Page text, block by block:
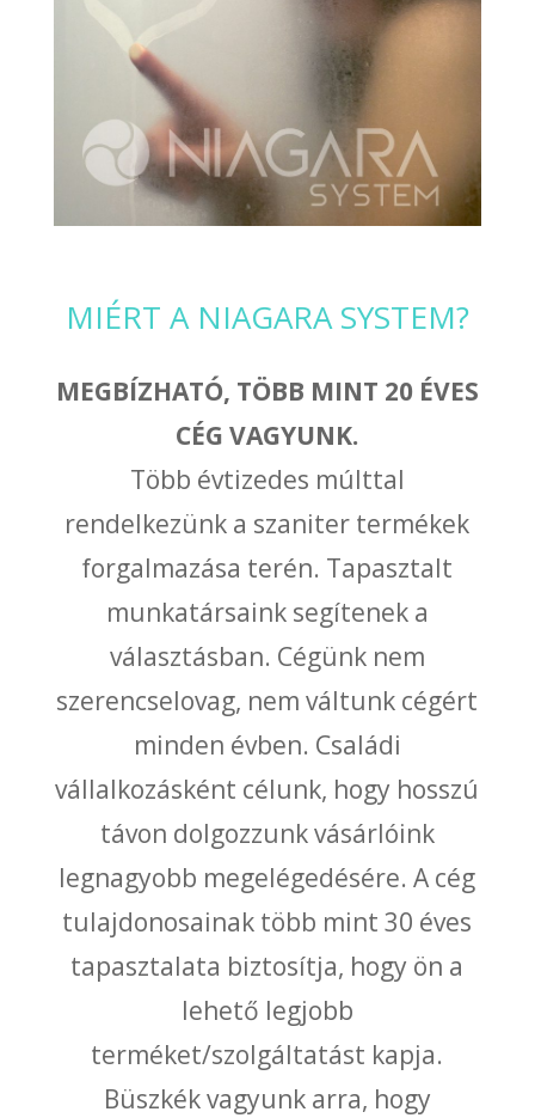
MIÉRT A NIAGARA SYSTEM?
MEGBÍZHATÓ, TÖBB MINT 20 ÉVES
CÉG VAGYUNK.
Több évtizedes múlttal
rendelkezünk a szaniter termékek
forgalmazása terén. Tapasztalt
munkatársaink segítenek a
választásban. Cégünk nem
szerencselovag, nem váltunk cégért
minden évben. Családi
vállalkozásként célunk, hogy hosszú
távon dolgozzunk vásárlóink
legnagyobb megelégedésére. A cég
tulajdonosainak több mint 30 éves
tapasztalata biztosítja, hogy ön a
lehető legjobb
terméket/szolgáltatást kapja.
Büszkék vagyunk arra, hogy